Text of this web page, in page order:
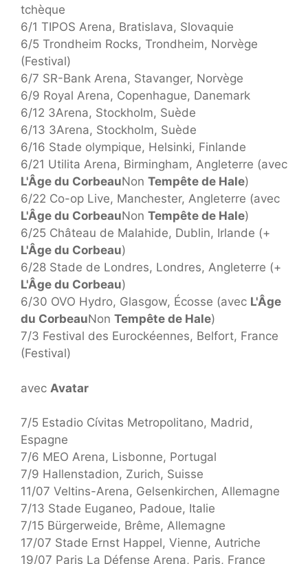
tchèque
6/1 TIPOS Arena, Bratislava, Slovaquie
6/5 Trondheim Rocks, Trondheim, Norvège
(Festival)
6/7 SR-Bank Arena, Stavanger, Norvège
6/9 Royal Arena, Copenhague, Danemark
6/12 3Arena, Stockholm, Suède
6/13 3Arena, Stockholm, Suède
6/16 Stade olympique, Helsinki, Finlande
6/21 Utilita Arena, Birmingham, Angleterre (avec
L'Âge du CorbeauNon Tempête de Hale)
6/22 Co-op Live, Manchester, Angleterre (avec
L'Âge du CorbeauNon Tempête de Hale)
6/25 Château de Malahide, Dublin, Irlande (+
L'Âge du Corbeau)
6/28 Stade de Londres, Londres, Angleterre (+
L'Âge du Corbeau)
6/30 OVO Hydro, Glasgow, Écosse (avec L'Âge
du CorbeauNon Tempête de Hale)
7/3 Festival des Eurockéennes, Belfort, France
(Festival)
avec Avatar
7/5 Estadio Cívitas Metropolitano, Madrid,
Espagne
7/6 MEO Arena, Lisbonne, Portugal
7/9 Hallenstadion, Zurich, Suisse
11/07 Veltins-Arena, Gelsenkirchen, Allemagne
7/13 Stade Euganeo, Padoue, Italie
7/15 Bürgerweide, Brême, Allemagne
17/07 Stade Ernst Happel, Vienne, Autriche
19/07 Paris La Défense Arena, Paris, France